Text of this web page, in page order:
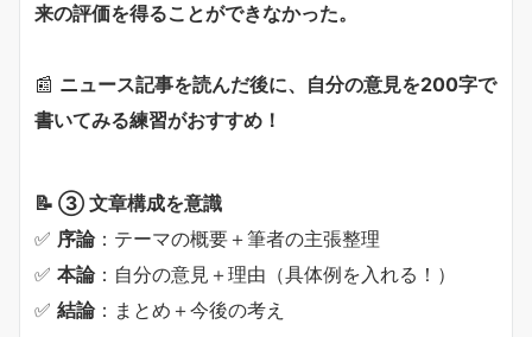
来の評価を得ることができなかった。
📰 ニュース記事を読んだ後に、自分の意見を200字で
書いてみる練習がおすすめ！
📝 ③ 文章構成を意識
✅ 序論：テーマの概要＋筆者の主張整理
✅ 本論：自分の意見＋理由（具体例を入れる！）
✅ 結論：まとめ＋今後の考え